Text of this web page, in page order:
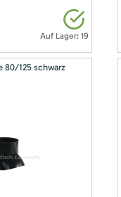
Auf Lager: 19
80/125 schwarz